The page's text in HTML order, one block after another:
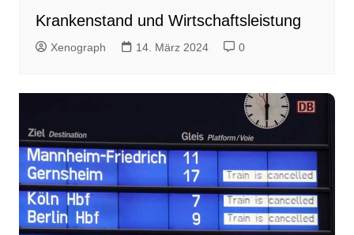
Krankenstand und Wirtschaftsleistung
Xenograph 14. März 2024 0